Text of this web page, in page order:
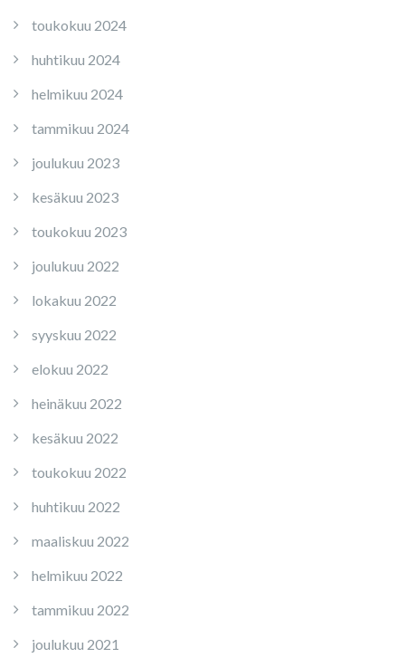
toukokuu 2024
huhtikuu 2024
helmikuu 2024
tammikuu 2024
joulukuu 2023
kesäkuu 2023
toukokuu 2023
joulukuu 2022
lokakuu 2022
syyskuu 2022
elokuu 2022
heinäkuu 2022
kesäkuu 2022
toukokuu 2022
huhtikuu 2022
maaliskuu 2022
helmikuu 2022
tammikuu 2022
joulukuu 2021